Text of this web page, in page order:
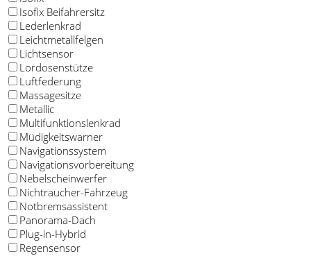
Isofix Beifahrersitz
Lederlenkrad
Leichtmetallfelgen
Lichtsensor
Lordosenstütze
Luftfederung
Massagesitze
Metallic
Multifunktionslenkrad
Müdigkeitswarner
Navigationssystem
Navigationsvorbereitung
Nebelscheinwerfer
Nichtraucher-Fahrzeug
Notbremsassistent
Panorama-Dach
Plug-in-Hybrid
Regensensor